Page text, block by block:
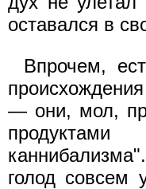
оставался в
Впрочем,
— они, мол,
голод совсем